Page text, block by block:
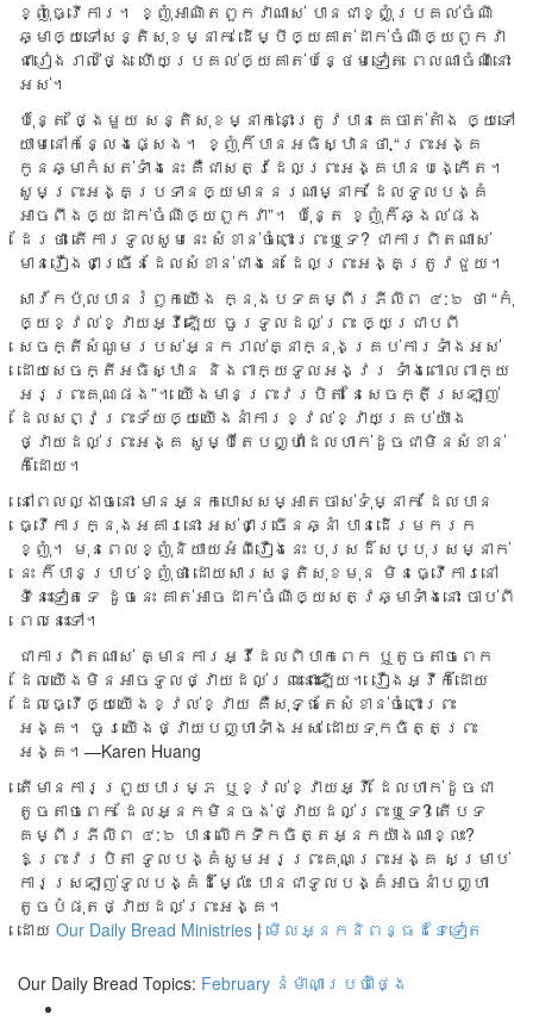
ខ្ញុំ​ធ្វើ​ការ។ ខ្ញុំ​អាណិត​ពួក​វា​ណាស់ បាន​ជា​ខ្ញុំ​ប្រគល់​ចំណី​
ឆ្មា​ឲ្យ​ទៅ​សន្តិ​សុខ​ម្នាក់ ដើម្បី​ឲ្យ​គាត់​ដាក់​ចំណីឲ្យ​ពួក​វា
ជា​រៀង​រាល់​ថ្ងៃ ហើយ​ប្រគល់​ឲ្យគាត់​បន្ថែម​ទៀត ពេល​ណា​ចំណី​នោះ​
អស់។
ប៉ុន្តែ ថ្ងៃ​មួយ សន្តិ​សុខ​ម្នាក់​នោះ​ត្រូវ​បាន​គេ​ចាត់​តាំង ឲ្យ​ទៅ​
យាម​នៅ​កន្លែង​ផ្សេង។ ខ្ញុំ​ក៏​បានអ​ធិស្ឋាន​ថា “ព្រះ​អង្គ
កូន​ឆ្មា​កំសត់​ទាំង​នេះ គឺ​ជា​សត្វ​ដែល​ព្រះ​អង្គ​បាន​បង្កើត។
សូម​ព្រះ​អង្គ​ប្រទាន​ឲ្យ​មាន​នរណា​ម្នាក់ ដែល​ទូល​បង្គំ​
អាច​ពឹង​ឲ្យ​ដាក់​ចំណី​ឲ្យពួក​វា”។ ប៉ុន្តែ ខ្ញុំ​ក៏​ឆ្ងល់​ផង​
ដែរ​ថា តើ​ការ​ទូល​សូម​នេះ សំខាន់​ចំពោះ​ព្រះ​ឬ​ទេ? ជា​ការ​ពិត​ណាស់
មាន​រឿង​ជា​ច្រើន​ដែលសំខាន់​ជាង​នេះ ដែល​ព្រះ​អង្គ​ត្រូវ​ជួយ។
សាវ័ក​ប៉ុល​បាន​រំឭក​យើង ក្នុង​បទ​គម្ពីរ​ភីលីព ៤:៦ ថា “កុំ​
ឲ្យ​ខ្វល់ខ្វាយ​អ្វី​ឡើយ ចូរ​ទូល​ដល់​ព្រះ ឲ្យ​ជ្រាប​ពី​
សេចក្តី​សំណូម​របស់​អ្នក​រាល់​គ្នា​ក្នុង​គ្រប់​ការ​ទាំង​អស់
ដោយ​សេចក្តី​អធិស្ឋាន និង​ពាក្យ​ទូល​អង្វរ ទាំង​ពោល​ពាក្យ​
អរ​ព្រះគុណ​ផង”។ យើងមាន​ព្រះ​វរ​បិតា នៃ​សេចក្តី​ស្រឡាញ់
ដែល​សព្វ​ព្រះ​ទ័យ​ឲ្យ​យើង​នាំ​ការ​ខ្វល់​ខ្វាយ​គ្រប់​យ៉ាង
ថ្វាយ​ដល់​ព្រះ​អង្គ សូម្បី​តែ​បញ្ហាដែល​ហាក់​ដូច​ជា​មិន​សំខាន់​
ក៏​ដោយ។
នៅ​ពេល​ល្ងាច​នោះ មាន​អ្នក​បោស​សម្អាត​ចាស់​ទុំ​ម្នាក់ ដែល​បាន​
ធ្វើ​ការ​ក្នុង​អគារ​នោះ អស់​ជា​ច្រើន​ឆ្នាំ បាន​ដើរ​មក​រក​
ខ្ញុំ។ មុនពេល​ខ្ញុំ​និយាយ​អំពី​រឿង​នេះ បុរស​ដ៏​សប្បុរស​ម្នាក់​
នេះ ក៏​បាន​ប្រាប់​ខ្ញុំ​ថា ដោយសារ​សន្តិ​សុខ​មុន មិន​ធ្វើ​ការ​នៅ​
ទីនេះ​ទៀត​ទេ ដូចនេះ គាត់​អាច​ដាក់​ចំណី​ឲ្យ​សត្វ​ឆ្មា​ទំាង​នោះ ចាប់​ពី​
ពេល​នេះ​ទៅ។​
ជា​ការ​ពិត​ណាស់​ គ្មាន​ការ​អ្វី​ដែល​ពិបាក​ពេក ឬ​តូច​តាច​ពេក
ដែល​យើង​មិន​អាច​ទូល​ថ្វាយ​ដល់​ព្រះ​នោះ​ឡើយ។ រឿង​អ្វី​ក៏ដោយ​
ដែល​ធ្វើ​ឲ្យ​យើង​ខ្វល់​ខ្វាយ គឺ​សុទ្ធ​តែ​សំខាន់​ចំពោះ​ព្រះ​
អង្គ។ ចូរ​យើង​ថ្វាយ​បញ្ហា​ទំាង​អស់ ដោយ​ទុក​ចិត្ត​ព្រះ​
អង្គ។—Karen Huang
តើមានការព្រួយបារម្ភ ឬខ្វល់ខ្វាយអ្វី ដែលហាក់ដូចជា
តូចតាចពេក ដែលអ្នកមិនចង់ថ្វាយដល់ព្រះឬទេ? តើបទ
គម្ពីរភីលីព ៤:៦ បានលើកទឹកចិត្តអ្នកយ៉ាងណាខ្លះ?
ឱព្រះវរបិតា ទូលបង្គំសូមអរព្រះគុណព្រះអង្គ សម្រាប់
ការស្រឡាញ់ទូលបង្គំដ៏ម្ល៉េះ បានជាទូលបង្គំអាចនាំបញ្ហា
តូចបំផុតថ្វាយដល់ព្រះអង្គ។
ដោយ Our Daily Bread Ministries | មើលអ្នកនិពន្ធដទៃទៀត
Our Daily Bread Topics: February នំម៉ាណាប្រចាំថ្ងៃ